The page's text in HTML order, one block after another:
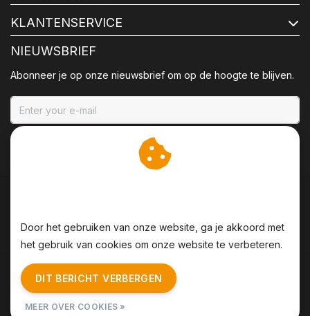
KLANTENSERVICE
NIEUWSBRIEF
Abonneer je op onze nieuwsbrief om op de hoogte te blijven.
Algemene voorwaarden | Disclaimer
Sitemap
| RSS Feed
Door het gebruiken van onze website, ga je akkoord met
het gebruik van cookies om onze website te verbeteren.
DIT BERICHT VERBERGEN
MEER OVER COOKIES »